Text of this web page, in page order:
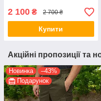
2 100 ₴ 2 700 ₴
Купити
Акційні пропозиції та
Новинка
–43%
Подарунок